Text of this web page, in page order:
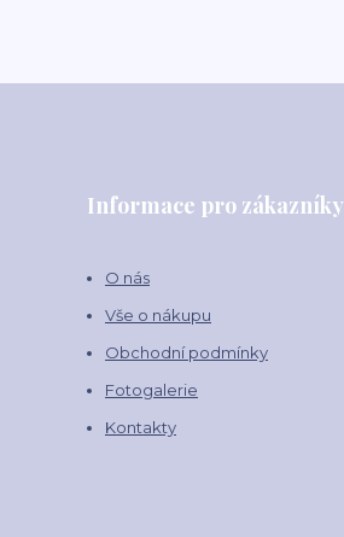
Informace pro zákazníky
O nás
Vše o nákupu
Obchodní podmínky
Fotogalerie
Kontakty